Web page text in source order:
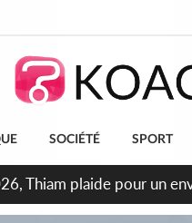
SOCIÉTÉ SPORT
les convocations